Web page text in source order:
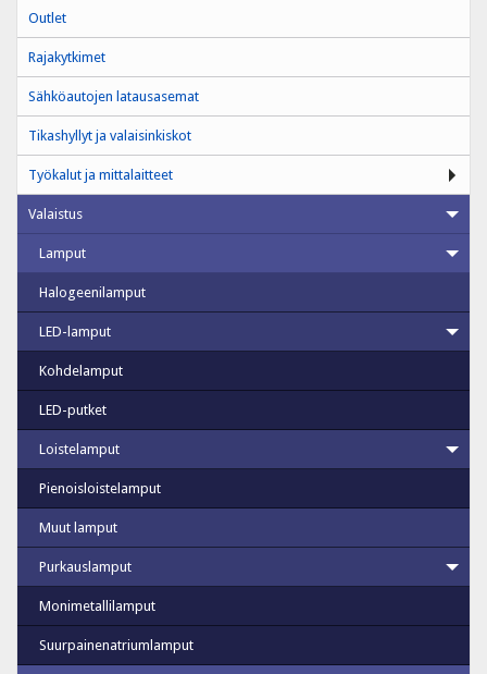
Outlet
Rajakytkimet
Sähköautojen latausasemat
Tikashyllyt ja valaisinkiskot
Työkalut ja mittalaitteet
Valaistus
Lamput
Halogeenilamput
LED-lamput
Kohdelamput
LED-putket
Loistelamput
Pienoisloistelamput
Muut lamput
Purkauslamput
Monimetallilamput
Suurpainenatriumlamput